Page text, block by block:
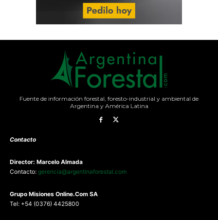
Fuente de información forestal, foresto-industrial y ambiental de
Argentina y América Latina
Contacto
Director: Marcelo Almada
Contacto: gerencia@argentinaforestal.com
Grupo Misiones Online.Com SA
Tel: +54 (0376) 4425800